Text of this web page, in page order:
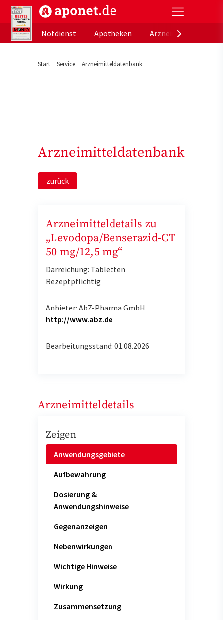
aponet.de - Das offizielle Gesundheitsportal der
Notdienst
Apotheken
Start Service Arzneimitteldatenbank
Arzneimitteldatenbank
zurück
Arzneimitteldetails zu
„Levodopa/Benserazid-CT
50 mg/12,5 mg“
Darreichung: Tabletten
Rezeptpflichtig
Anbieter: AbZ-Pharma GmbH
http://www.abz.de
Bearbeitungsstand: 01.08.2026
Arzneimitteldetails
Zeigen
Anwendungsgebiete
Aufbewahrung
Dosierung &
Anwendungshinweise
Gegenanzeigen
Nebenwirkungen
Wichtige Hinweise
Wirkung
Zusammensetzung